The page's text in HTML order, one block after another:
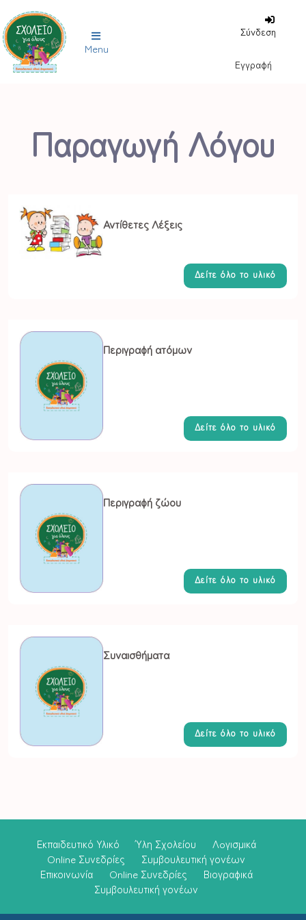
Menu
Σύνδεση
Εγγραφή
Παραγωγή Λόγου
Αντίθετες Λέξεις
Δείτε όλο το υλικό
Περιγραφή ατόμων
Δείτε όλο το υλικό
Περιγραφή ζώου
Δείτε όλο το υλικό
Συναισθήματα
Δείτε όλο το υλικό
Εκπαιδευτικό Υλικό Ύλη Σχολείου
Λoγισμικά
Online Συνεδρίες
Συμβουλευτική γονέων
Επικοινωνία
Online Συνεδρίες
Βιογραφικά
Συμβουλευτική γονέων